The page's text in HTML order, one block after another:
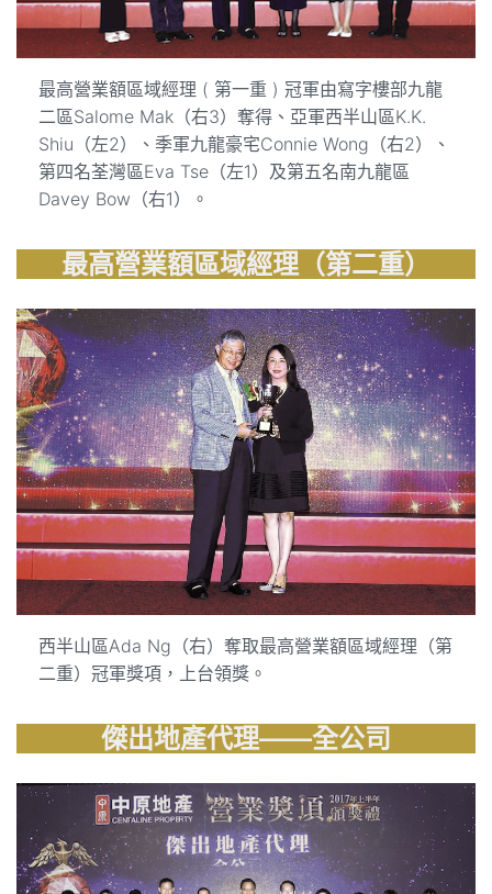
最高營業額區域經理 ( 第一重 ) 冠軍由寫字樓部九龍
二區Salome Mak（右3）奪得、亞軍西半山區K.K.
Shiu（左2）、季軍九龍豪宅Connie Wong（右2）、
第四名荃灣區Eva Tse（左1）及第五名南九龍區
Davey Bow（右1）。
最高營業額區域經理（第二重）
西半山區Ada Ng（右）奪取最高營業額區域經理（第
二重）冠軍獎項，上台領獎。
傑出地產代理——全公司